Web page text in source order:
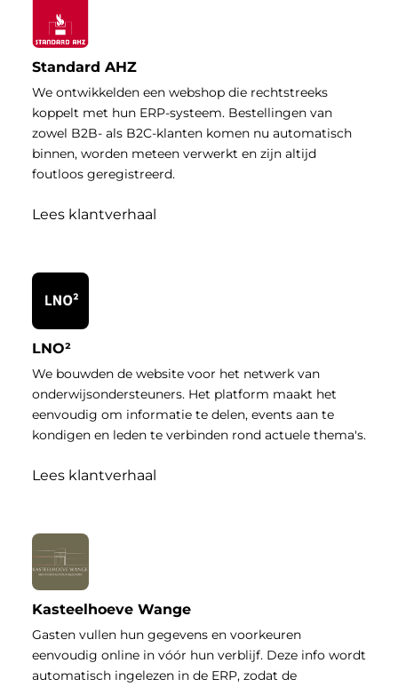
Standard AHZ
We ontwikkelden een webshop die rechtstreeks
koppelt met hun ERP-systeem. Bestellingen van
zowel B2B- als B2C-klanten komen nu automatisch
binnen, worden meteen verwerkt en zijn altijd
foutloos geregistreerd.
Lees klantverhaal
LNO²
We bouwden de website voor het netwerk van
onderwijsondersteuners. Het platform maakt het
eenvoudig om informatie te delen, events aan te
kondigen en leden te verbinden rond actuele thema's.
Lees klantverhaal
Kasteelhoeve Wange
Gasten vullen hun gegevens en voorkeuren
eenvoudig online in vóór hun verblijf. Deze info wordt
automatisch ingelezen in de ERP, zodat de